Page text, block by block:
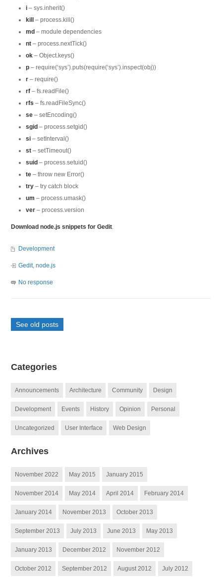
i – sys.inherit()
kill – process.kill()
md – module dependencies
nt – process.nextTick()
ok – Object.keys()
p – require(‘sys’).puts(require(‘sys’).inspect(obj))
r – require()
rf – fs.readFile()
rfs – fs.readFileSync()
se – setEncoding()
sgid – process.setgid()
si – setInterval()
st – setTimeout()
suid – process.setuid()
te – throw new Error()
try – try catch block
um – process.umask()
ver – process.version
Download node.js snippets for Gedit
Development
Gedit,node.js
No response
See old posts
Categories
Announcements Architecture Community Design
Development Events History Opinion Personal
Uncategorized User Interface Web Design
Archives
November 2022 May 2015 January 2015
November 2014 May 2014 April 2014 February 2014
January 2014 November 2013 October 2013
September 2013 July 2013 June 2013 May 2013
January 2013 December 2012 November 2012
October 2012 September 2012 August 2012 July 2012